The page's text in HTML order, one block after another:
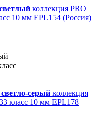
коллекция PRO
10 мм EPL154 (Россия)
серый коллекция
класс 10 мм EPL178